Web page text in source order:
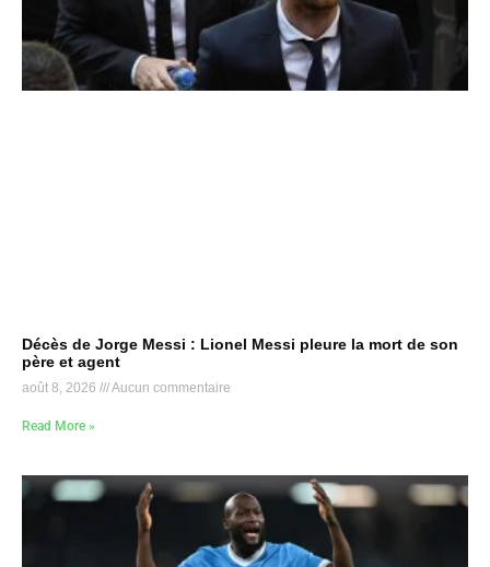
Décès de Jorge Messi : Lionel Messi pleure la mort de son
père et agent
août 8, 2026 Aucun commentaire
Read More »